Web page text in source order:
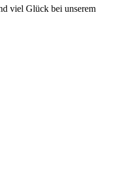
viel Glück bei unserem